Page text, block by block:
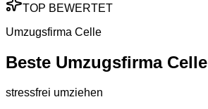
TOP BEWERTET
Umzugsfirma Celle
Beste Umzugsfirma Celle
stressfrei umziehen